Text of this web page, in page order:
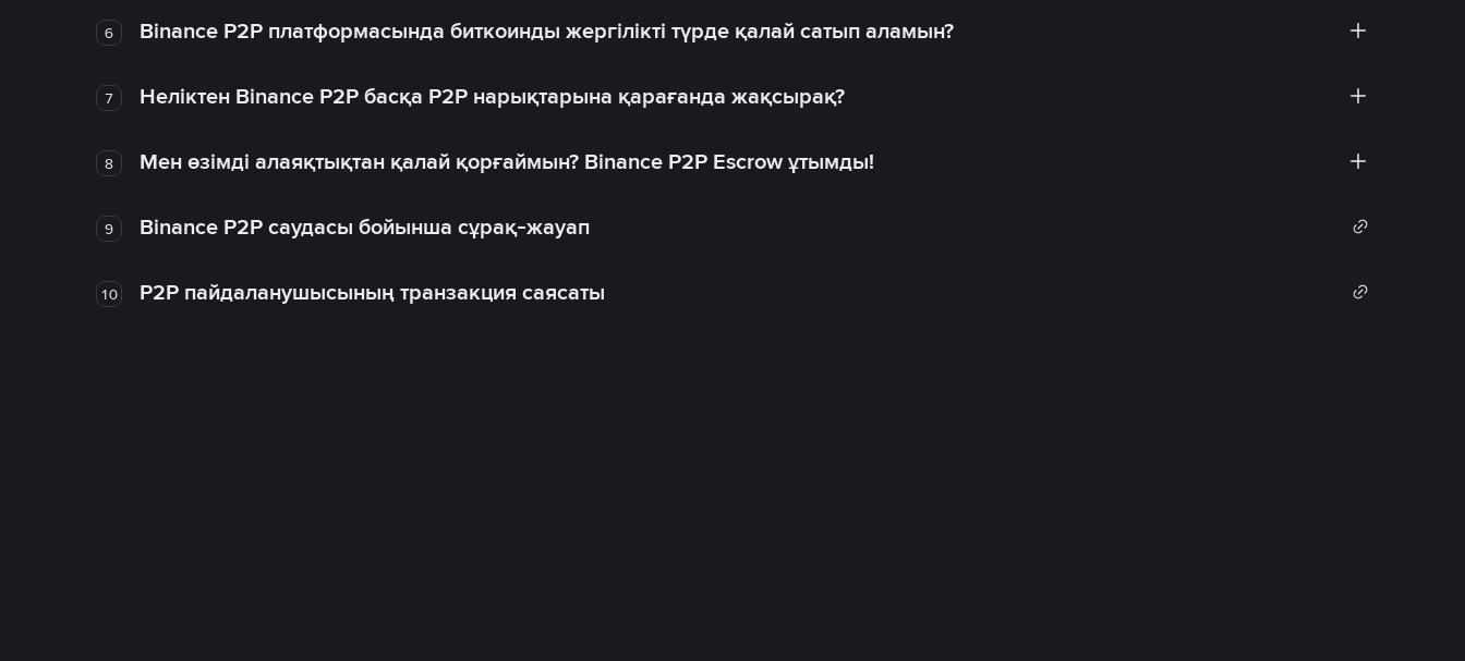
6 Binance P2P платформасында биткоинды жергілікті түрде қалай сатып аламын?
7 Неліктен Binance P2P басқа P2P нарықтарына қарағанда жақсырақ?
8 Мен өзімді алаяқтықтан қалай қорғаймын? Binance P2P Escrow ұтымды!
9 Binance P2P саудасы бойынша сұрақ-жауап
10 P2P пайдаланушысының транзакция саясаты